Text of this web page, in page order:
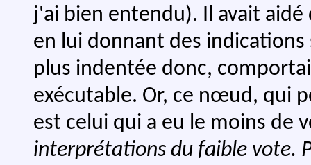
j'ai bien entendu). Il avait
en lui donnant des indications
plus indentée donc,
exécutable. Or, ce nœud, qui
est celui qui a eu le moins de
interprétations du faible vote.